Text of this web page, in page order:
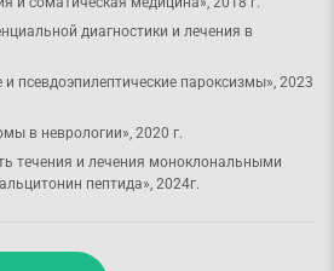
диагностики и лечения в
и псевдоэпилептические пароксизмы», 2023
в неврологии», 2020 г.
течения и лечения моноклональными
пептида», 2024г.